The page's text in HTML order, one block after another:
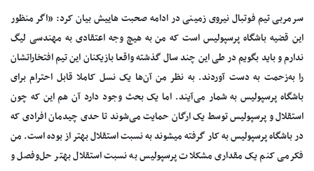
سرمربی تیم فوتبال نیروی زمینی در ادامه صحبت هاییش بیان کرد: «اگر منظور
این قضیه باشگاه پرسپولیس است که من به هیچ وجه اعتقادی به مهندسی لیگ
ندارم و باید بگویم در طی این چند سال گذشته واقعا بازیکنان این تیم افتخاراتشان
را به‌زحمت به دست آوردند. به نظر من آن‌ها یک نسل کاملا قابل احترام برای
باشگاه پرسپولیس به شمار می‌آیند. اما یک بحث وجود دارد آن‌ هم این که چون
استقلال و پرسپولیس توسط یک ارگان حمایت می‌شوند تا حدی چیدمان افرادی که
در باشگاه پرسپولیس به کار گرفته میشوند به نسبت استقلال بهتر از بوده است. من
فکرمی کنم یک مقداری مشکلات پرسپولیس به نسبت استقلال بهتر حل‌وفصل و